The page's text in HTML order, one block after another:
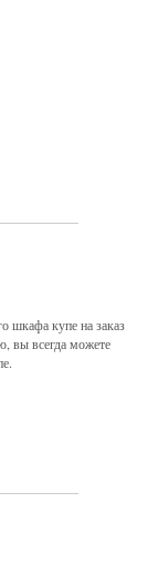
шкафа купе на заказ
вы всегда можете